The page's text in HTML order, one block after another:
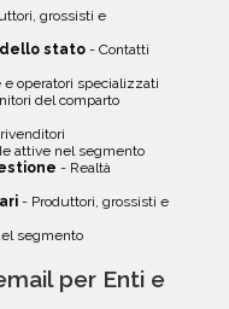
grossisti e
dello stato - Contatti
operatori specializzati
del comparto
attive nel segmento
- Realtà
- Produttori, grossisti e
segmento
per Enti e